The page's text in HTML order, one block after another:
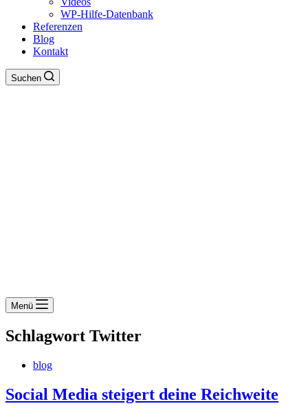
WP-Hilfe-Datenbank
Referenzen
Blog
Kontakt
Suchen
Menü
Schlagwort Twitter
blog
Social Media steigert deine Reichweite